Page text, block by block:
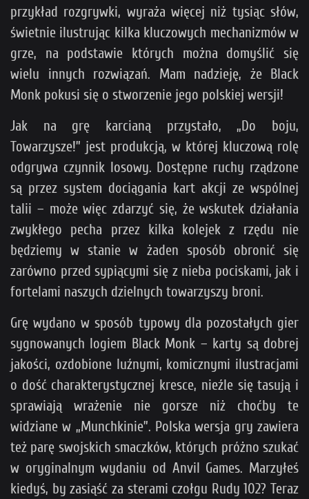
przykład rozgrywki, wyraża więcej niż tysiąc słów,
świetnie ilustrując kilka kluczowych mechanizmów w
grze, na podstawie których można domyślić się
wielu innych rozwiązań. Mam nadzieję, że Black
Monk pokusi się o stworzenie jego polskiej wersji!
Jak na grę karcianą przystało, „Do boju,
Towarzysze!” jest produkcją, w której kluczową rolę
odgrywa czynnik losowy. Dostępne ruchy rządzone
są przez system dociągania kart akcji ze wspólnej
talii – może więc zdarzyć się, że wskutek działania
zwykłego pecha przez kilka kolejek z rzędu nie
będziemy w stanie w żaden sposób obronić się
zarówno przed sypiącymi się z nieba pociskami, jak i
fortelami naszych dzielnych towarzyszy broni.
Grę wydano w sposób typowy dla pozostałych gier
sygnowanych logiem Black Monk – karty są dobrej
jakości, ozdobione luźnymi, komicznymi ilustracjami
o dość charakterystycznej kresce, nieźle się tasują i
sprawiają wrażenie nie gorsze niż choćby te
widziane w „Munchkinie”. Polska wersja gry zawiera
też parę swojskich smaczków, których próżno szukać
w oryginalnym wydaniu od Anvil Games. Marzyłeś
kiedyś, by zasiąść za sterami czołgu Rudy 102? Teraz